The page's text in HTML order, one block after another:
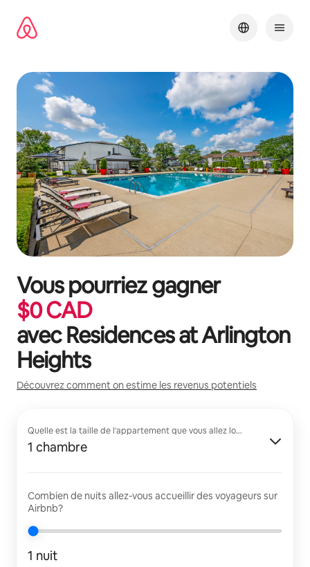
directement
Vous pourriez gagner
$0CAD
avecResidences at Arlington
Heights
Découvrez comment on estime les revenus potentiels
Quelle est la taille de l'appartement que vous allez louer?
1 chambre
Combien de nuits allez-vous accueillir des voyageurs sur
Airbnb?
1 nuit